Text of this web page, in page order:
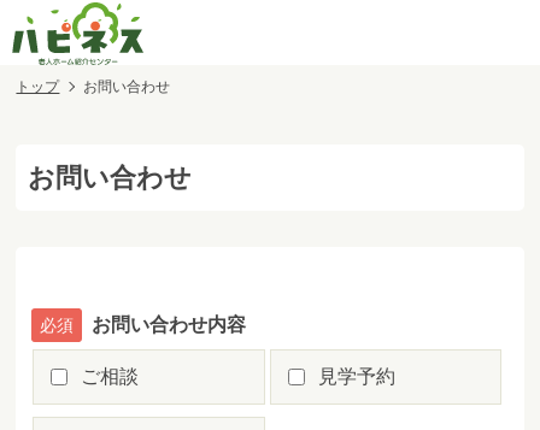
トップ お問い合わせ
お問い合わせ
お問い合わせ内容
ご相談 見学予約